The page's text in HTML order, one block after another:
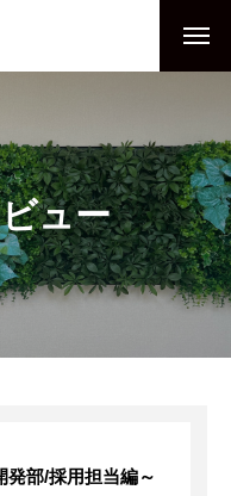
ュー
発部/採用担当編～